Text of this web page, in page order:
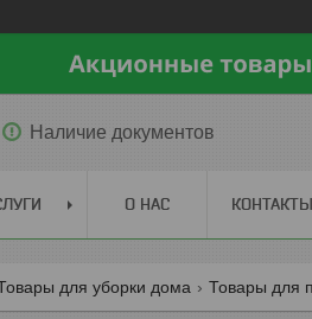
Наличие документов
О НАС КОНТАКТЫ
для уборки дома Товары для